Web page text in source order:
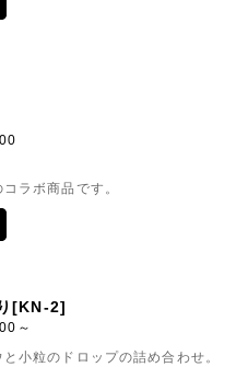
ラボ商品です。
[KN-2]
～
小粒のドロップの詰め合わせ。